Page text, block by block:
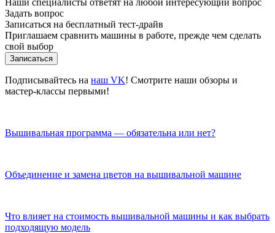
Задать вопрос
Записаться на бесплатный тест-драйв
Приглашаем сравнить машины в работе, прежде чем сделать
свой выбор
Записаться
Подписывайтесь на наш VK! Смотрите наши обзоры и
мастер-классы первыми!
Вышивальная программа — обязательна или нет?
Объединение и замена цветов на вышивальной машине
Что влияет на стоимость вышивальной машины и как выбрать
подходящую модель